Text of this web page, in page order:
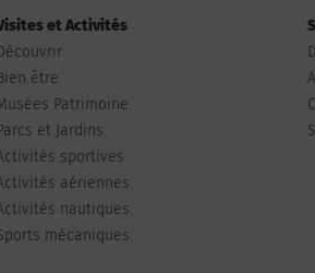
et Activités
être
Patrimoine
et Jardins
sportives
aériennes
nautiques
mécaniques